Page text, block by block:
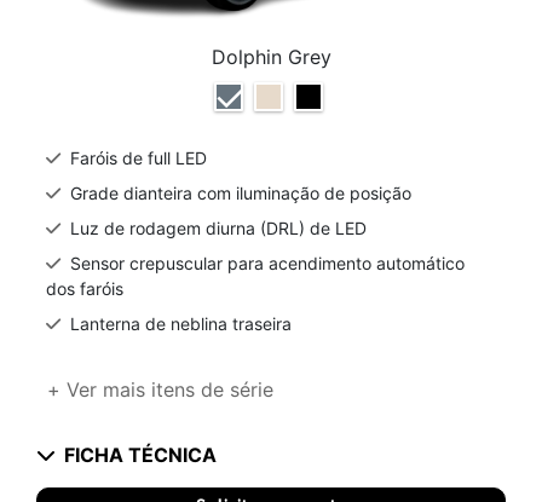
Dolphin Grey
Faróis de full LED
Grade dianteira com iluminação de posição
Luz de rodagem diurna (DRL) de LED
Sensor crepuscular para acendimento automático
dos faróis
Lanterna de neblina traseira
+ Ver mais itens de série
FICHA TÉCNICA